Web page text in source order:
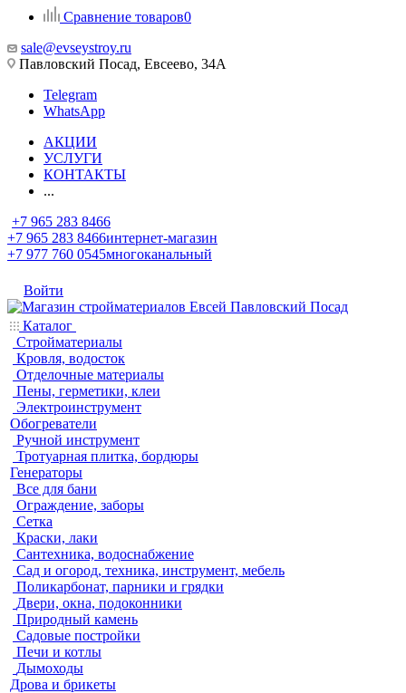
Сравнение товаров0
sale@evseystroy.ru
Павловский Посад, Евсеево, 34А
Telegram
WhatsApp
АКЦИИ
УСЛУГИ
КОНТАКТЫ
...
+7 965 283 8466
+7 965 283 8466интернет-магазин
+7 977 760 0545многоканальный
Войти
Каталог
Стройматериалы
Кровля, водосток
Отделочные материалы
Пены, герметики, клеи
Электроинструмент
Обогреватели
Ручной инструмент
Тротуарная плитка, бордюры
Генераторы
Все для бани
Ограждение, заборы
Сетка
Краски, лаки
Сантехника, водоснабжение
Сад и огород, техника, инструмент, мебель
Поликарбонат, парники и грядки
Двери, окна, подоконники
Природный камень
Садовые постройки
Печи и котлы
Дымоходы
Дрова и брикеты